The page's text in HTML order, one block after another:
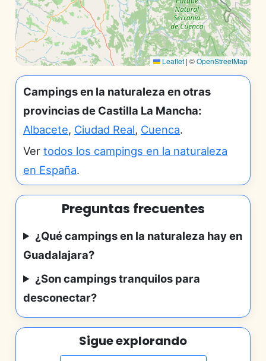
Leaflet | ©OpenStreetMap
Campings en la naturaleza en otras
provincias de Castilla La Mancha:
Albacete, Ciudad Real, Cuenca.
Ver todos los campings en la naturaleza
en España.
Preguntas frecuentes
¿Qué campings en la naturaleza hay en
Guadalajara?
¿Son campings tranquilos para
desconectar?
Sigue explorando